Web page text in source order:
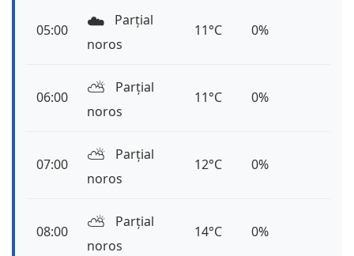
05:00 ☁️
Parțial
noros
11°C 0%
06:00 ⛅️
Parțial
noros
11°C 0%
07:00 ⛅️
Parțial
noros
12°C 0%
08:00 ⛅️
Parțial
noros
14°C 0%